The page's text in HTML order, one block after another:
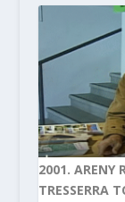
2001. ARENY
TRESSERRA